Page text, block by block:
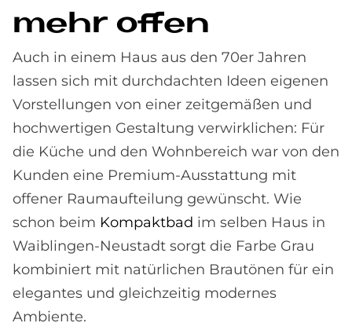
mehr of­fen
Auch in einem Haus aus den 70er Jahren
lassen sich mit durchdachten Ideen eigenen
Vorstellungen von einer zeitgemäßen und
hochwertigen Gestaltung verwirklichen: Für
die Küche und den Wohnbereich war von den
Kunden eine Premium-Ausstattung mit
offener Raumaufteilung gewünscht. Wie
schon beim Kompaktbad im selben Haus in
Waiblingen-Neustadt sorgt die Farbe Grau
kombiniert mit natürlichen Brautönen für ein
elegantes und gleichzeitig modernes
Ambiente.